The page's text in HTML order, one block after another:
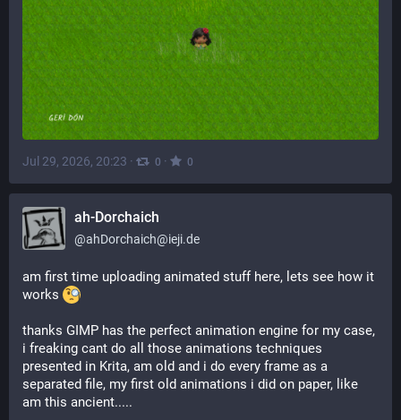
Jul 29, 2026, 20:23 · 0 · 0
ah-Dorchaich
@ahDorchaich@ieji.de
am first time uploading animated stuff here, lets see how it
works
thanks GIMP has the perfect animation engine for my case,
i freaking cant do all those animations techniques
presented in Krita, am old and i do every frame as a
separated file, my first old animations i did on paper, like
am this ancient.....